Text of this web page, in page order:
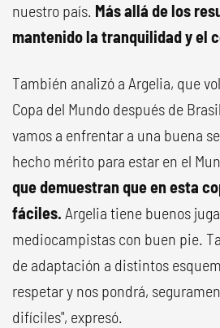
nuestro país. Más allá de los
mantenido la tranquilidad y el
También analizó a Argelia, que
Copa del Mundo después de
vamos a enfrentar a una buena
hecho mérito para estar en el
que demuestran que en esta
fáciles. Argelia tiene buenos
mediocampistas con buen pie.
de adaptación a distintos
respetar y nos pondrá,
difíciles", expresó.